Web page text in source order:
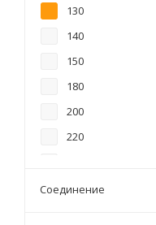
130
140
150
180
200
220
138
Соединение